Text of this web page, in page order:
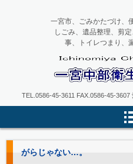
一宮中部衛生
一宮市、ごみかたづけ、
しごみ、遺品整理、剪
事、トイレつまり、
TEL.0586-45-3611 FAX.0586-45-
がらじゃない…。